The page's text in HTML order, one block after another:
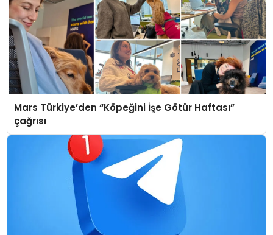
Mars Türkiye’den “Köpeğini İşe Götür Haftası”
çağrısı